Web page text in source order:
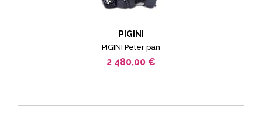
PIGINI
PIGINI Peter pan
2 480,00 €